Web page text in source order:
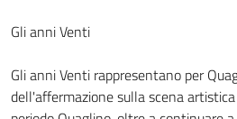
Gli anni Venti
Gli anni Venti rappresentano per
dell'affermazione sulla scena